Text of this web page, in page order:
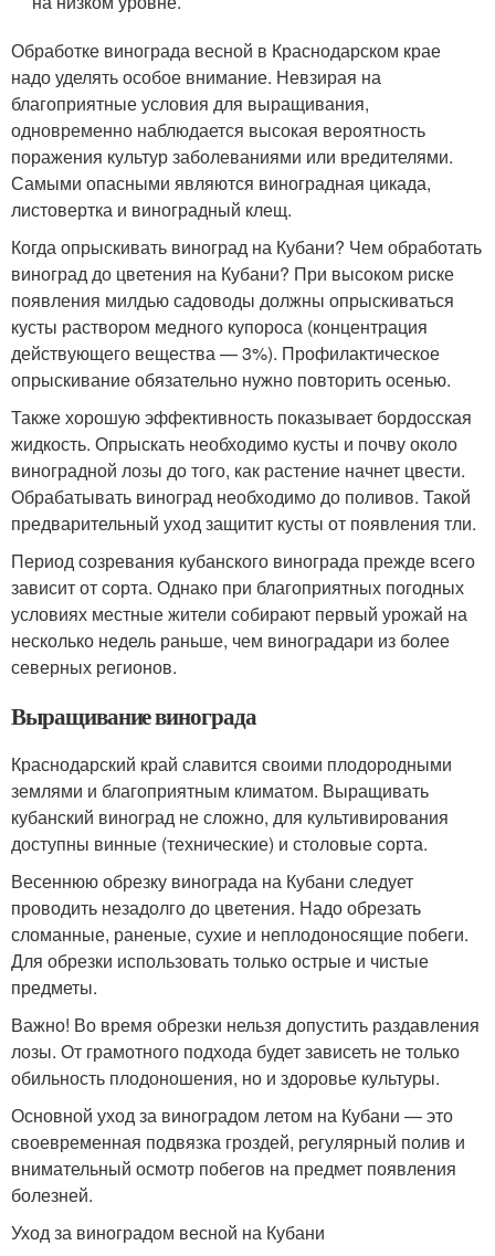
Обработке винограда весной в Краснодарском крае
надо уделять особое внимание. Невзирая на
благоприятные условия для выращивания,
одновременно наблюдается высокая вероятность
поражения культур заболеваниями или вредителями.
Самыми опасными являются виноградная цикада,
листовертка и виноградный клещ.
Когда опрыскивать виноград на Кубани? Чем обработать
виноград до цветения на Кубани? При высоком риске
появления милдью садоводы должны опрыскиваться
кусты раствором медного купороса (концентрация
действующего вещества — 3%). Профилактическое
опрыскивание обязательно нужно повторить осенью.
Также хорошую эффективность показывает бордосская
жидкость. Опрыскать необходимо кусты и почву около
виноградной лозы до того, как растение начнет цвести.
Обрабатывать виноград необходимо до поливов. Такой
предварительный уход защитит кусты от появления тли.
Период созревания кубанского винограда прежде всего
зависит от сорта. Однако при благоприятных погодных
условиях местные жители собирают первый урожай на
несколько недель раньше, чем виноградари из более
северных регионов.
Выращивание винограда
Краснодарский край славится своими плодородными
землями и благоприятным климатом. Выращивать
кубанский виноград не сложно, для культивирования
доступны винные (технические) и столовые сорта.
Весеннюю обрезку винограда на Кубани следует
проводить незадолго до цветения. Надо обрезать
сломанные, раненые, сухие и неплодоносящие побеги.
Для обрезки использовать только острые и чистые
предметы.
Важно! Во время обрезки нельзя допустить раздавления
лозы. От грамотного подхода будет зависеть не только
обильность плодоношения, но и здоровье культуры.
Основной уход за виноградом летом на Кубани — это
своевременная подвязка гроздей, регулярный полив и
внимательный осмотр побегов на предмет появления
болезней.
Уход за виноградом весной на Кубани